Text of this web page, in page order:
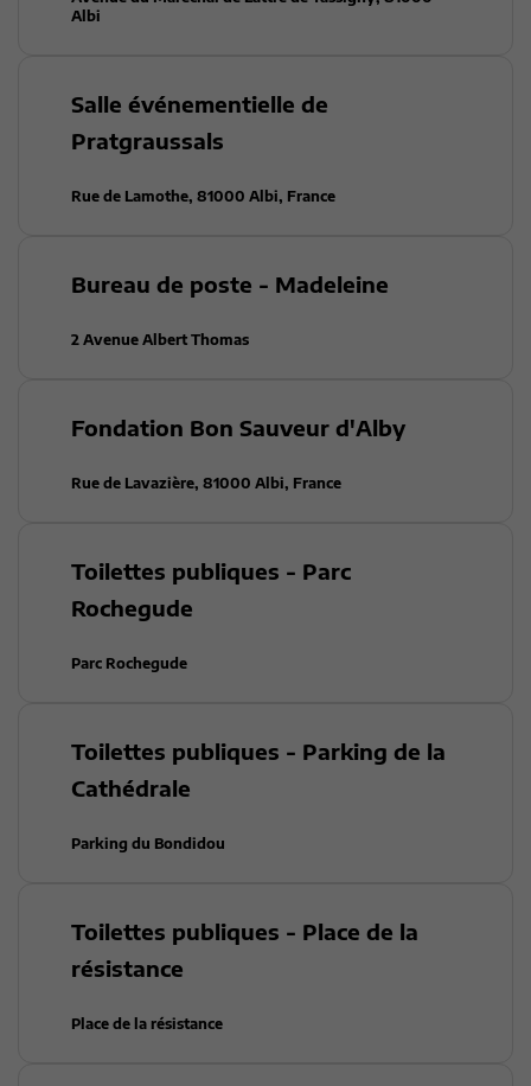
Albi
Salle événementielle de
Pratgraussals
Rue de Lamothe, 81000 Albi, France
Bureau de poste - Madeleine
2 Avenue Albert Thomas
Fondation Bon Sauveur d'Alby
Rue de Lavazière, 81000 Albi, France
Toilettes publiques - Parc
Rochegude
Parc Rochegude
Toilettes publiques - Parking de la
Cathédrale
Parking du Bondidou
Toilettes publiques - Place de la
résistance
Place de la résistance